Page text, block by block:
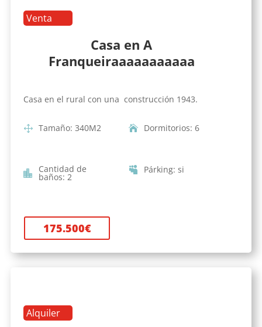
Venta
Casa en A
Franqueiraaaaaaaaaaa
Casa en el rural con una construcción 1943.
Tamaño: 340M2 Dormitorios: 6
Cantidad de
baños: 2
Párking: si
175.500€
Alquiler